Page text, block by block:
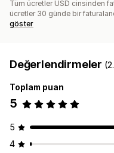
Tüm ücretler USD cinsinden
ücretler 30 günde bir
göster
Değerlendirmeler
Toplam puan
5
5
4